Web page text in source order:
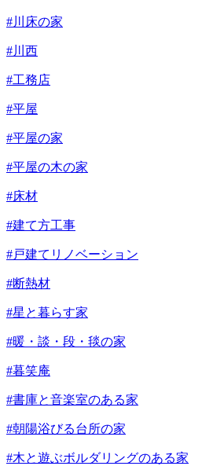
#川床の家
#川西
#工務店
#平屋
#平屋の家
#平屋の木の家
#床材
#建て方工事
#戸建てリノベーション
#断熱材
#星と暮らす家
#暖・談・段・毯の家
#暮笑庵
#書庫と音楽室のある家
#朝陽浴びる台所の家
#木と遊ぶボルダリングのある家